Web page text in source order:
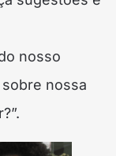
nosso
nossa